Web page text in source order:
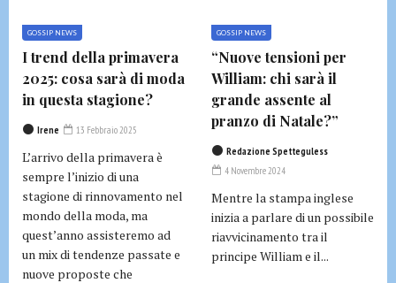
GOSSIP NEWS
I trend della primavera
2025: cosa sarà di moda
in questa stagione?
Irene 13 Febbraio 2025
L’arrivo della primavera è
sempre l’inizio di una
stagione di rinnovamento nel
mondo della moda, ma
quest’anno assisteremo ad
un mix di tendenze passate e
nuove proposte che
GOSSIP NEWS
“Nuove tensioni per
William: chi sarà il
grande assente al
pranzo di Natale?”
Redazione Spetteguless
4 Novembre 2024
Mentre la stampa inglese
inizia a parlare di un possibile
riavvicinamento tra il
principe William e il...